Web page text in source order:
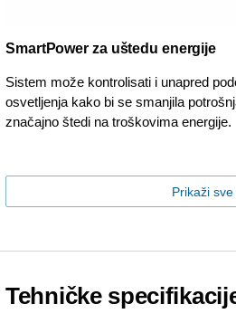
SmartPower za uštedu energije
Sistem može kontrolisati i unapred
osvetljenja kako bi se smanjila
značajno štedi na troškovima energije.
Prikaži sve
Tehničke